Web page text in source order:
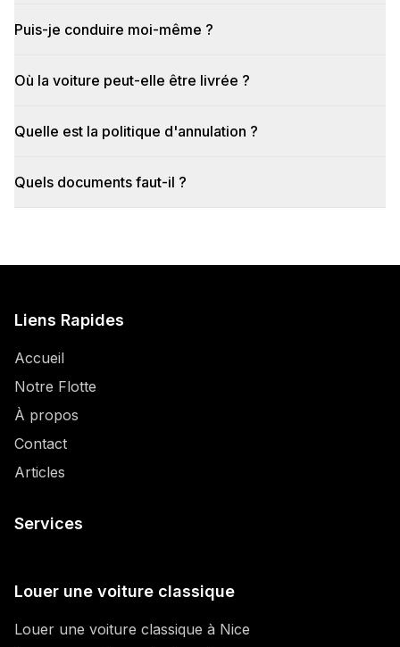
Puis-je conduire moi-même ?
Où la voiture peut-elle être livrée ?
Quelle est la politique d'annulation ?
Quels documents faut-il ?
Liens Rapides
Accueil
Notre Flotte
À propos
Contact
Articles
Services
Louer une voiture classique
Louer une voiture classique à Nice